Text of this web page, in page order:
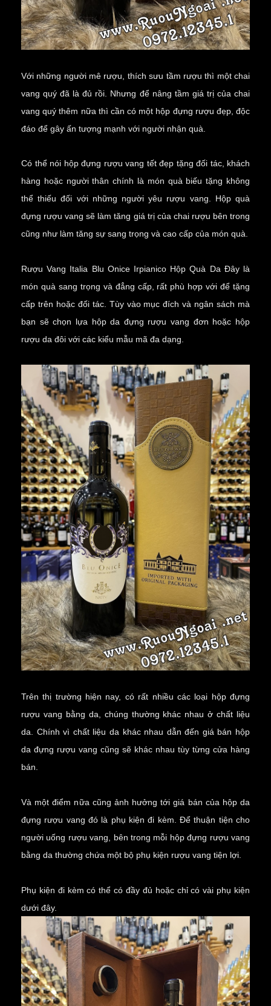
Với những người mê rượu, thích sưu tầm rượu thì một chai
vang quý đã là đủ rồi. Nhưng để nâng tầm giá trị của chai
vang quý thêm nữa thì cần có một hộp đựng rượu đẹp, độc
đáo để gây ấn tượng mạnh với người nhận quà.
Có thể nói hộp đựng rượu vang tết đẹp tặng đối tác, khách
hàng hoặc người thân chính là món quà biếu tặng không
thể thiếu đối với những người yêu rượu vang. Hộp quà
đựng rượu vang sẽ làm tăng giá trị của chai rượu bên trong
cũng như làm tăng sự sang trọng và cao cấp của món quà.
Rượu Vang Italia Blu Onice Irpianico Hộp Quà DaĐây là
món quà sang trọng và đẳng cấp, rất phù hợp với để tặng
cấp trên hoặc đối tác. Tùy vào mục đích và ngân sách mà
bạn sẽ chọn lựa hộp da đựng rượu vang đơn hoặc hộp
rượu da đôi với các kiểu mẫu mã đa dạng.
Trên thị trường hiện nay, có rất nhiều các loại hộp đựng
rượu vang bằng da, chúng thường khác nhau ở chất liệu
da. Chính vì chất liệu da khác nhau dẫn đến giá bán hộp
da đựng rượu vang cũng sẽ khác nhau tùy từng cửa hàng
bán.
Và một điểm nữa cũng ảnh hưởng tới giá bán của hộp da
đựng rượu vang đó là phụ kiện đi kèm. Để thuận tiện cho
người uống rượu vang, bên trong mỗi hộp đựng rượu vang
bằng da thường chứa một bộ phụ kiện rượu vang tiện lợi.
Phụ kiện đi kèm có thể có đầy đủ hoặc chỉ có vài phụ kiện
dưới đây.